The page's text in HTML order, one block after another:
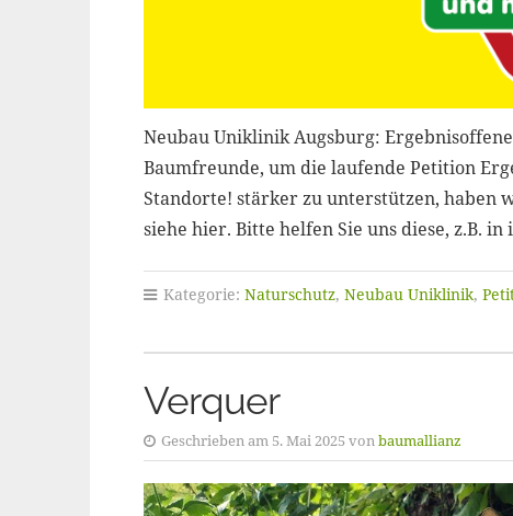
Neubau Uniklinik Augsburg:
Baumfreunde, um die laufende Petition
Standorte! stärker zu unterstützen, haben
siehe hier. Bitte helfen Sie uns diese, z.B.
Kategorie: Naturschutz, Neubau Uniklinik,
Verquer
Geschrieben am 5. Mai 2025 vonbaumallianz